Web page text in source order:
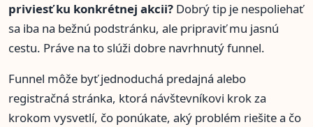
priviesť ku konkrétnej akcii? Dobrý tip je nespoliehať
sa iba na bežnú podstránku, ale pripraviť mu jasnú
cestu. Práve na to slúži dobre navrhnutý funnel.
Funnel môže byť jednoduchá predajná alebo
registračná stránka, ktorá návštevníkovi krok za
krokom vysvetlí, čo ponúkate, aký problém riešite a čo